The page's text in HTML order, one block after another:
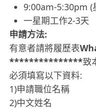
9:00am-5:30pm (
一星期工作2-3天
申請方法:
有意者請將履歷表
***************致
必須填寫以下資料:
1)申請職位名稱
2)中文姓名